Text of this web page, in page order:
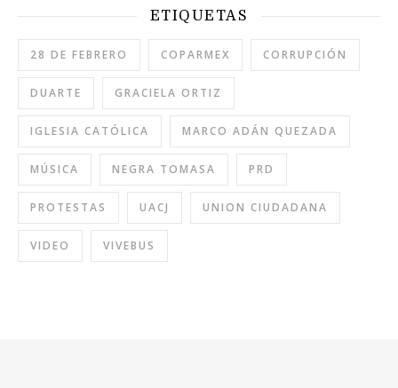
ETIQUETAS
28 DE FEBRERO COPARMEX CORRUPCIÓN
DUARTE GRACIELA ORTIZ
IGLESIA CATÓLICA MARCO ADÁN QUEZADA
MÚSICA NEGRA TOMASA PRD
PROTESTAS UACJ UNION CIUDADANA
VIDEO VIVEBUS